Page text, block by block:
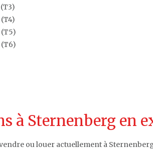
à Sternenberg en
ou louer actuellement à